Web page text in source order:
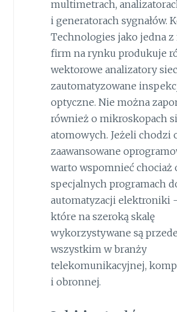
multimetrach,
i generatorach sygnałów.
Technologies jako jedna
firm na rynku produkuje
wektorowe analizatory
zautomatyzowane
optyczne. Nie można
również o mikroskopach
atomowych. Jeżeli chodzi
zaawansowane
warto wspomnieć chociaż
specjalnych programach
automatyzacji elektroniki
które na szeroką skalę
wykorzystywane są przede
wszystkim w branży
telekomunikacyjnej,
i obronnej.